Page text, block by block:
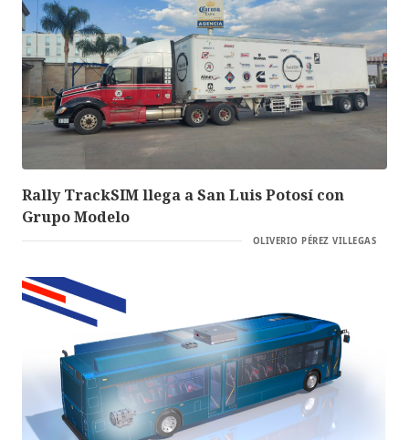
Rally TrackSIM llega a San Luis Potosí con
Grupo Modelo
OLIVERIO PÉREZ VILLEGAS